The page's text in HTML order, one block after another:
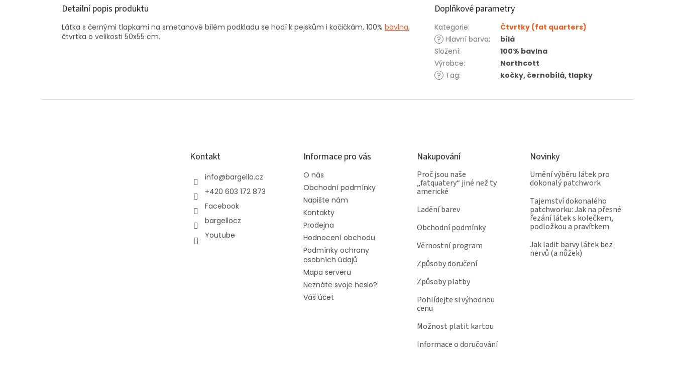
Detailní popis produktu
Látka s černými tlapkami na smetanově bílém podkladu se hodí k pejskům i kočičkám, 100% bavlna,
čtvrtka o velikosti 50x55 cm.
Doplňkové parametry
Kategorie:
Čtvrtky (fat quarters)
? Hlavní barva:
bílá
Složení:
100% bavlna
Výrobce:
Northcott
? Tag: kočky, černobílá, tlapky
Kontakt
info@bargello.cz
+420 603 172 873
Facebook
bargellocz
Youtube
Informace pro vás
O nás
Obchodní podmínky
Napište nám
Kontakty
Prodejna
Hodnocení obchodu
Podmínky ochrany
osobních údajů
Mapa serveru
Neznáte svoje heslo?
Váš účet
Nakupování
Proč jsou naše
„fatquatery“ jiné než ty
americké
Ladění barev
Obchodní podmínky
Věrnostní program
Způsoby doručení
Způsoby platby
Pohlídejte si výhodnou
cenu
Možnost platit kartou
Informace o doručování
Novinky
Umění výběru látek pro
dokonalý patchwork
Tajemství dokonalého
patchworku: Jak na přesné
řezání látek s kolečkem,
podložkou a pravítkem
Jak ladit barvy látek bez
nervů (a nůžek)